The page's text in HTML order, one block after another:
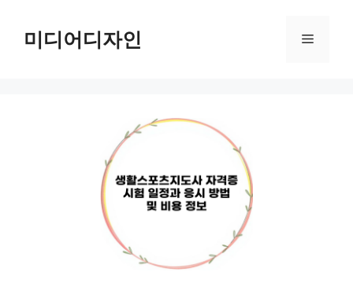
미디어디자인 메